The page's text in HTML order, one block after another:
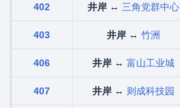
402 井岸↔ 三角党群中心
403 井岸↔ 竹洲
406 井岸↔ 富山工业城
407 井岸↔ 则成科技园